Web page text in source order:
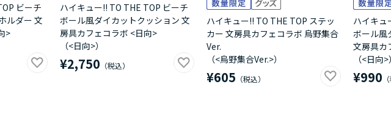
ビーチ
ルダー 文
>
ハイキュー!! TO THE TOP ビーチ
ボール風ダイカットクッション 文
房具カフェコラボ <日向>
（<日向>）
¥2,750
ハイキュー!! TO THE TOP ステッ
カー 文房具カフェコラボ 烏野集合
Ver.
（<烏野集合Ver.>）
¥605
ハイキュ
ボール風
文房具カ
（<日向
¥990